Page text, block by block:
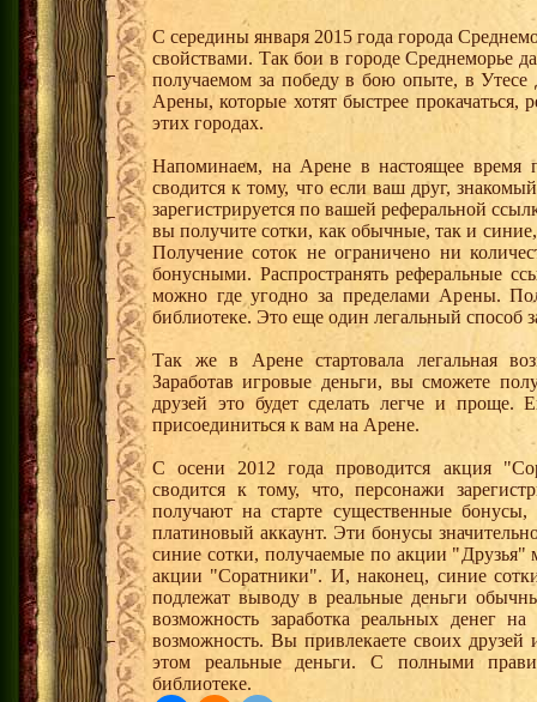
С середины января 2015 года города
свойствами. Так бои в городе Среднеморье
получаемом за победу в бою опыте, в
Арены, которые хотят быстрее прокачаться,
этих городах.
Напоминаем, на Арене в настоящее время
сводится к тому, что если ваш друг,
зарегистрируется по вашей реферальной
вы получите сотки, как обычные, так и
Получение соток не ограничено ни
бонусными. Распространять реферальные
можно где угодно за пределами Арены.
библиотеке. Это еще один легальный способ
Так же в Арене стартовала легальная
Заработав игровые деньги, вы сможете
друзей это будет сделать легче и проще.
присоединиться к вам на Арене.
С осени 2012 года проводится акция
сводится к тому, что, персонажи
получают на старте существенные
платиновый аккаунт. Эти бонусы
синие сотки, получаемые по акции "Друзья"
акции "Соратники". И, наконец, синие
подлежат выводу в реальные деньги
возможность заработка реальных денег
возможность. Вы привлекаете своих друзей
этом реальные деньги. С полными
библиотеке.